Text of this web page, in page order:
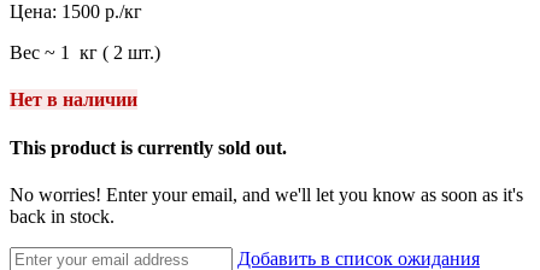
Цена: 1500 р./кг
Вес ~ 1 кг ( 2 шт.)
Нет в наличии
This product is currently sold out.
No worries! Enter your email, and we'll let you know as soon as it's
back in stock.
Добавить в список ожидания